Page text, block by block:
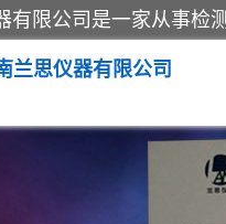
兰思仪器有限公司
恒温恒